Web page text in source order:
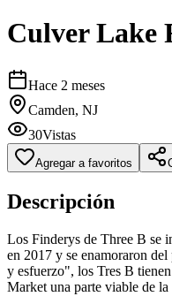
Culver Lake
Hace 2 meses
Camden, NJ
30Vistas
Agregar a favoritos
Descripción
Los Finderys de Three B se
en 2017 y se enamoraron
y esfuerzo", los Tres B
Market una parte viable de